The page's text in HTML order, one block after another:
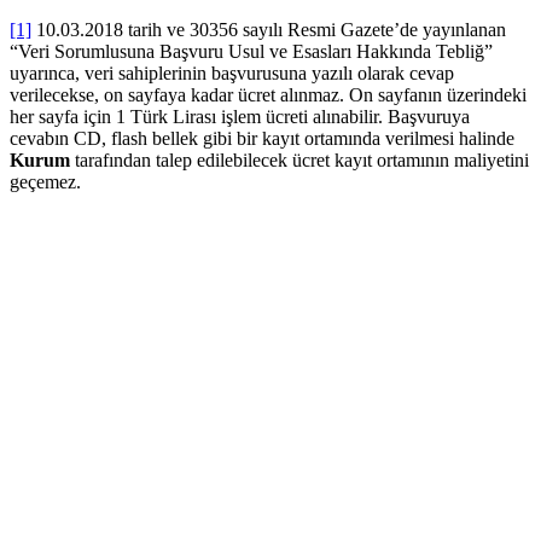
[1] 10.03.2018 tarih ve 30356 sayılı Resmi Gazete’de yayınlanan
“Veri Sorumlusuna Başvuru Usul ve Esasları Hakkında Tebliğ”
uyarınca, veri sahiplerinin başvurusuna yazılı olarak cevap
verilecekse, on sayfaya kadar ücret alınmaz. On sayfanın üzerindeki
her sayfa için 1 Türk Lirası işlem ücreti alınabilir. Başvuruya
cevabın CD, flash bellek gibi bir kayıt ortamında verilmesi halinde
Kurum tarafından talep edilebilecek ücret kayıt ortamının maliyetini
geçemez.